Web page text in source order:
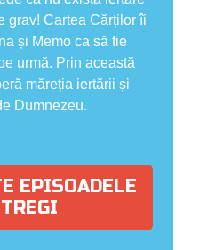
grav! Cartea Cărților îi
și Memo ca să fie
urmă. Prin această
măreția iertării și
Dumnezeu.
EPISOADELE